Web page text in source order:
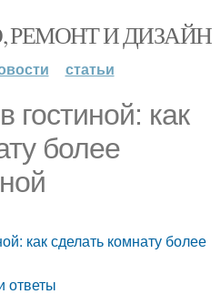
РЕМОНТ И ДИЗАЙН
статьи
гостиной: как
более
как сделать комнату более
ответы